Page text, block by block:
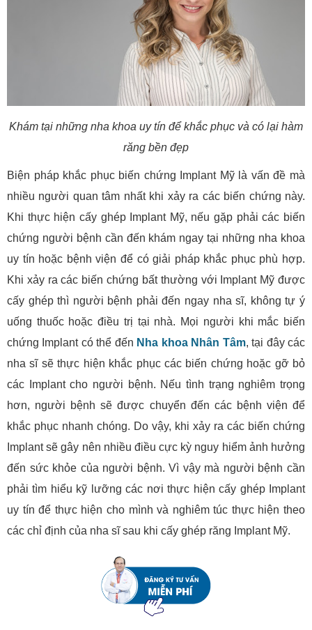
Khám tại những nha khoa uy tín để khắc phục và có lại hàm
răng bền đẹp
Biện pháp khắc phục biến chứng Implant Mỹ là vấn đề mà
nhiều người quan tâm nhất khi xảy ra các biến chứng này.
Khi thực hiện cấy ghép Implant Mỹ, nếu gặp phải các biến
chứng người bệnh cần đến khám ngay tại những nha khoa
uy tín hoặc bệnh viện để có giải pháp khắc phục phù hợp.
Khi xảy ra các biến chứng bất thường với Implant Mỹ được
cấy ghép thì người bệnh phải đến ngay nha sĩ, không tự ý
uống thuốc hoặc điều trị tại nhà. Mọi người khi mắc biến
chứng Implant có thể đến Nha khoa Nhân Tâm, tại đây các
nha sĩ sẽ thực hiện khắc phục các biến chứng hoặc gỡ bỏ
các Implant cho người bệnh. Nếu tình trạng nghiêm trọng
hơn, người bệnh sẽ được chuyển đến các bệnh viện để
khắc phục nhanh chóng. Do vậy, khi xảy ra các biến chứng
Implant sẽ gây nên nhiều điều cực kỳ nguy hiểm ảnh hưởng
đến sức khỏe của người bệnh. Vì vậy mà người bệnh cần
phải tìm hiểu kỹ lưỡng các nơi thực hiện cấy ghép Implant
uy tín để thực hiện cho mình và nghiêm túc thực hiện theo
các chỉ định của nha sĩ sau khi cấy ghép răng Implant Mỹ.